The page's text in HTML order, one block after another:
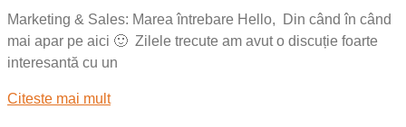
Marketing & Sales: Marea întrebare Hello, Din când în când
mai apar pe aici 🙂 Zilele trecute am avut o discuție foarte
interesantă cu un
Citeste mai mult